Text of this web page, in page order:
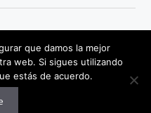
Reserved
que damos la mejor
web. Si sigues utilizando
estás de acuerdo.